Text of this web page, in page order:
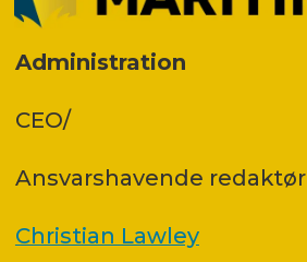
Administration
CEO/
Ansvars­havende redaktør
Christian Lawley